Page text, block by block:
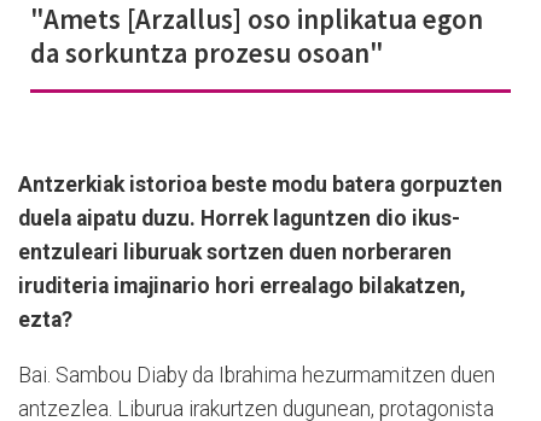
"Amets [Arzallus] oso inplikatua egon
da sorkuntza prozesu osoan"
Antzerkiak istorioa beste modu batera gorpuzten
duela aipatu duzu. Horrek laguntzen dio ikus-
entzuleari liburuak sortzen duen norberaren
iruditeria imajinario hori errealago bilakatzen,
ezta?
Bai. Sambou Diaby da Ibrahima hezurmamitzen duen
antzezlea. Liburua irakurtzen dugunean, protagonista